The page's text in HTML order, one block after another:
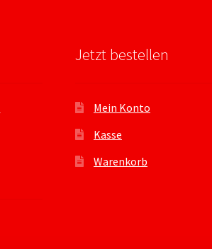
Jetzt bestellen
Mein Konto
Kasse
Warenkorb